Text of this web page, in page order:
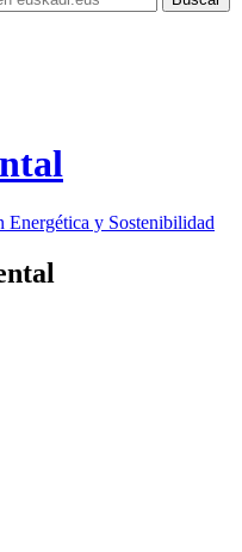
Energética y Sostenibilidad